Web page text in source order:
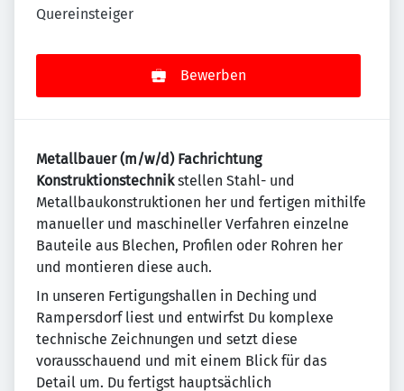
Quereinsteiger
Bewerben
Metallbauer (m/w/d) Fachrichtung
Konstruktionstechnikstellen Stahl- und
Metallbaukonstruktionen her und fertigen mithilfe
manueller und maschineller Verfahren einzelne
Bauteile aus Blechen, Profilen oder Rohren her
und montieren diese auch.
In unseren Fertigungshallen in Deching und
Rampersdorf liest und entwirfst Du komplexe
technische Zeichnungen und setzt diese
vorausschauend und mit einem Blick für das
Detail um. Du fertigst hauptsächlich